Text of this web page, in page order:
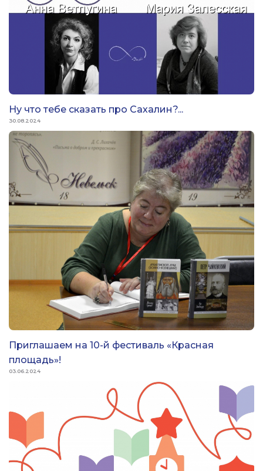
Ну что тебе сказать про Сахалин?...
30.08.2024
Приглашаем на 10-й фестиваль «Красная
площадь»!
03.06.2024